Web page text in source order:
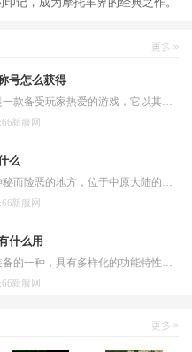
号怎么获得
新服网
么
新服网
什么用
新服网